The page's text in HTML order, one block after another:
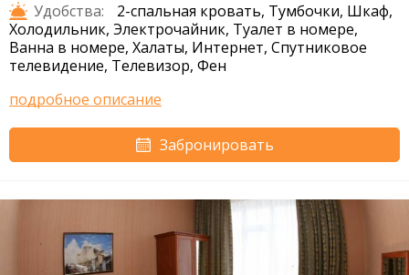
Удобства:
2-спальная кровать, Тумбочки, Шкаф,
Холодильник, Электрочайник, Туалет в номере,
Ванна в номере, Халаты, Интернет, Спутниковое
телевидение, Телевизор, Фен
подробное описание
Забронировать